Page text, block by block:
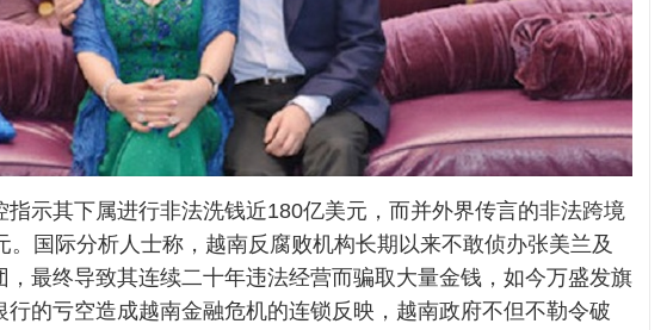
指示其下属进行非法洗钱近180亿美元，而并外界传言的非法跨境
。国际分析人士称，越南反腐败机构长期以来不敢侦办张美兰及
，最终导致其连续二十年违法经营而骗取大量金钱，如今万盛发旗
行的亏空造成越南金融危机的连锁反映，越南政府不但不勒令破